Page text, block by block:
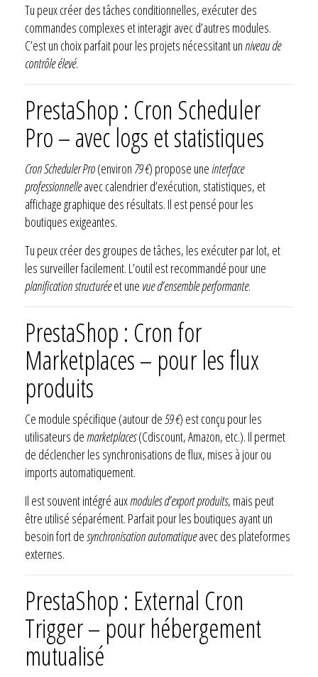
Tu peux créer des tâches conditionnelles, exécuter des
commandes complexes et interagir avec d’autres modules.
C’est un choix parfait pour les projets nécessitant un niveau de
contrôle élevé.
PrestaShop : Cron Scheduler
Pro – avec logs et statistiques
Cron Scheduler Pro(environ 79 €) propose uneinterface
professionnelleavec calendrier d’exécution, statistiques, et
affichage graphique des résultats. Il est pensé pour les
boutiques exigeantes.
Tu peux créer des groupes de tâches, les exécuter par lot, et
les surveiller facilement. L’outil est recommandé pour une
planification structuréeet une vue d’ensemble performante.
PrestaShop : Cron for
Marketplaces – pour les flux
produits
Ce module spécifique (autour de59 €) est conçu pour les
utilisateurs de marketplaces(Cdiscount, Amazon, etc.). Il permet
de déclencher les synchronisations de flux, mises à jour ou
imports automatiquement.
Il est souvent intégré auxmodules d’export produits, mais peut
être utilisé séparément. Parfait pour les boutiques ayant un
besoin fort desynchronisation automatiqueavec des plateformes
externes.
PrestaShop : External Cron
Trigger – pour hébergement
mutualisé